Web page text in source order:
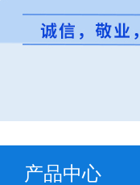
产品中心